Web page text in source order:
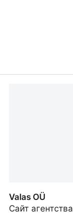
Valas OÜ
Сайт агентства